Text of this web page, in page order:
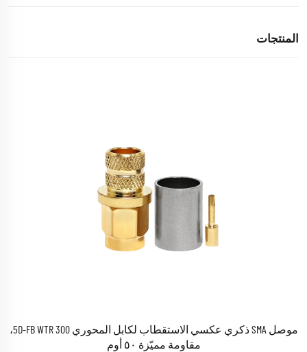
المنتجات
موصل SMA ذكري عكسي الاستقطاب لكابل المحوري 5D-FB WTR 300،
مقاومة مميّزة ٥٠ أوم